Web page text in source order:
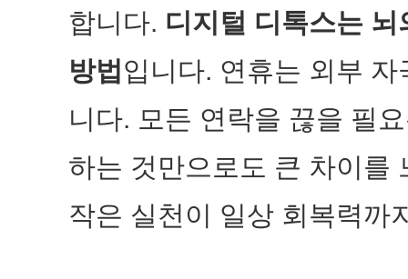
합니다. 디지털 디톡스는
방법입니다. 연휴는 외부
니다. 모든 연락을 끊을 필
하는 것만으로도 큰 차이를
작은 실천이 일상 회복력까